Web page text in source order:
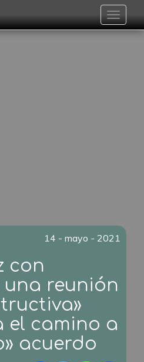
Toggle
14 - mayo - 2021
con
una reunión
el camino a
acuerdo